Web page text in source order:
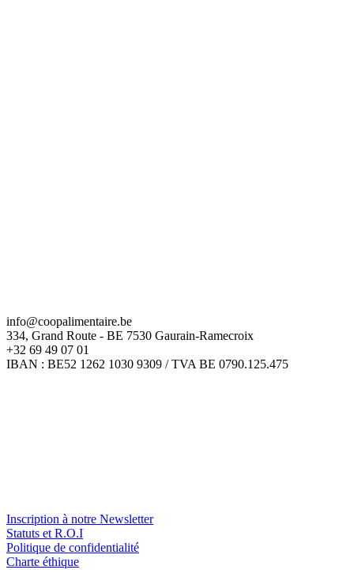
info@coopalimentaire.be
334, Grand Route - BE 7530 Gaurain-Ramecroix
+32 69 49 07 01
IBAN : BE52 1262 1030 9309 / TVA BE 0790.125.475
Inscription à notre Newsletter
Statuts et R.O.I
Politique de confidentialité
Charte éthique